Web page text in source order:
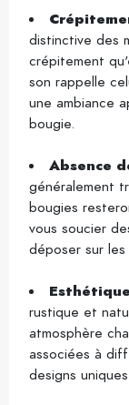
distinctive des
crépitement
son rappelle
une ambiance
bougie.
Absence
généralement
bougies
vous soucier
déposer sur
rustique et
atmosphère
associées à
designs